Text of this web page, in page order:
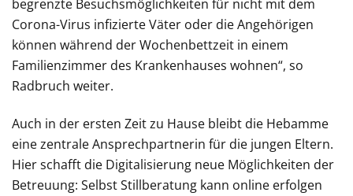
begrenzte Besuchsmöglichkeiten für nicht mit dem
Corona-Virus infizierte Väter oder die Angehörigen
können während der Wochenbettzeit in einem
Familienzimmer des Krankenhauses wohnen“, so
Radbruch weiter.
Auch in der ersten Zeit zu Hause bleibt die Hebamme
eine zentrale Ansprechpartnerin für die jungen Eltern.
Hier schafft die Digitalisierung neue Möglichkeiten der
Betreuung: Selbst Stillberatung kann online erfolgen